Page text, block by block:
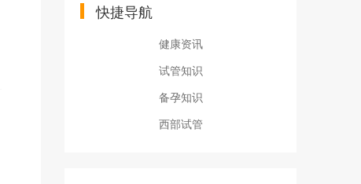
快捷导航
健康资讯
试管知识
备孕知识
西部试管